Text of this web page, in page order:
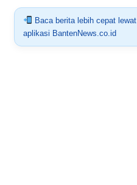
Baca berita lebih cepat lewat
aplikasi BantenNews.co.id